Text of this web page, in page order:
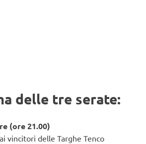
delle tre serate:
(ore 21.00)
vincitori delle Targhe Tenco